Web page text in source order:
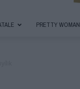
PRETTY WOMAN